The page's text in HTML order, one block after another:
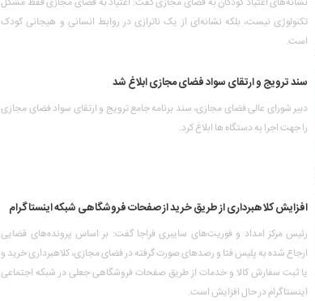
تکنولوژی نیست، بلکه نشانه‌ای از یک ناترازی در روابط انسانی و هیجانی کودک
است.
سند ترویج و ارتقای سواد فضای مجازی ابلاغ شد
دبیر شورای عالی فضای مجازی، سند برنامه جامع ترویج و ارتقای سواد فضای مجازی
را جهت اجرا به دستگاه ها ابلاغ کرد.
افزایش کلاهبرداری از طریق خرید از صفحات فروشگاهی شبکه اینستاگرام
رئیس مرکز امداد و فوریت‌های سایبری فراجا گفت: بر اساس پرونده‌های قضایی
ارجاع شده به پلیس فتا و رصدهای صورت گرفته در فضای مجازی، کلاهبرداری خرید و
یا ثبت سفارش کالا و خدمات از طریق صفحات فروشگاهی جعلی در شبکه اجتماعی
اینستاگرام در حال افزایش است.